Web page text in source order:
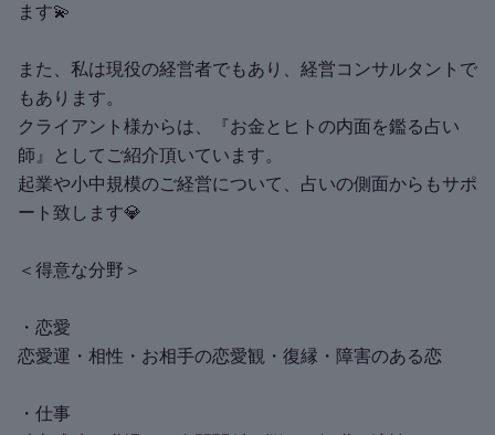
ます💫
また、私は現役の経営者でもあり、経営コンサルタントで
もあります。
クライアント様からは、『お金とヒトの内面を鑑る占い
師』としてご紹介頂いています。
起業や小中規模のご経営について、占いの側面からもサポ
ート致します💎
＜得意な分野＞
・恋愛
恋愛運・相性・お相手の恋愛観・復縁・障害のある恋
・仕事